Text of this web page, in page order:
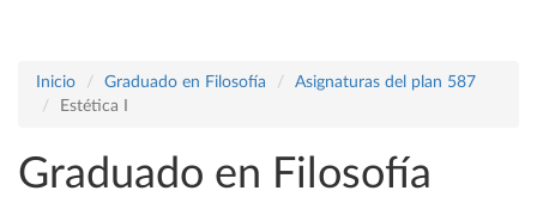
Inicio Graduado en Filosofía
Asignaturas del plan 587
Estética I
Graduado en Filosofía